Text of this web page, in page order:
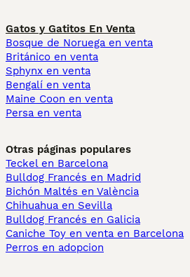
Gatos y Gatitos En Venta
Bosque de Noruega en venta
Británico en venta
Sphynx en venta
Bengalí en venta
Maine Coon en venta
Persa en venta
Otras páginas populares
Teckel en Barcelona
Bulldog Francés en Madrid
Bichón Maltés en València
Chihuahua en Sevilla
Bulldog Francés en Galicia
Caniche Toy en venta en Barcelona
Perros en adopcion